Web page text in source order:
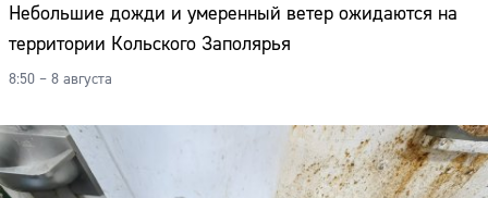
Небольшие дожди и умеренный ветер ожидаются на
территории Кольского Заполярья
8:50 – 8 августа